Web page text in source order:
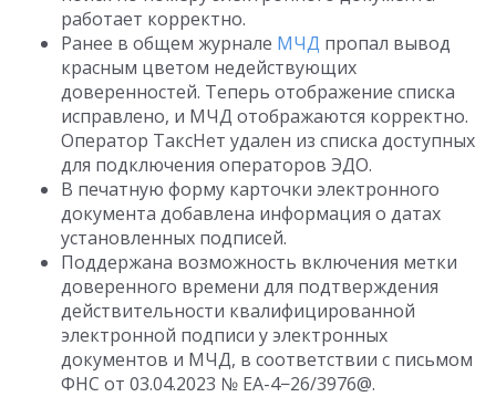
работает корректно.
Ранее в общем журнале МЧД пропал вывод
красным цветом недействующих
доверенностей. Теперь отображение списка
исправлено, и МЧД отображаются корректно.
Оператор ТаксНет удален из списка доступных
для подключения операторов ЭДО.
В печатную форму карточки электронного
документа добавлена информация о датах
установленных подписей.
Поддержана возможность включения метки
доверенного времени для подтверждения
действительности квалифицированной
электронной подписи у электронных
документов и МЧД, в соответствии с письмом
ФНС от 03.04.2023 № ЕА-4−26/3976@.